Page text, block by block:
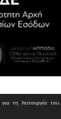
τη λειτουργία του.